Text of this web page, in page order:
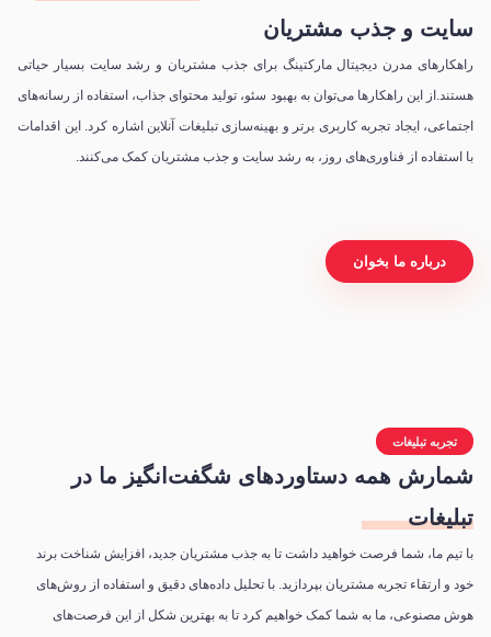
سایت و جذب مشتریان
راهکارهای مدرن دیجیتال مارکتینگ برای جذب مشتریان و رشد سایت بسیار حیاتی
هستند.از این راهکارها می‌توان به بهبود سئو، تولید محتوای جذاب، استفاده از رسانه‌های
اجتماعی، ایجاد تجربه کاربری برتر و بهینه‌سازی تبلیغات آنلاین اشاره کرد. این اقدامات
با استفاده از فناوری‌های روز، به رشد سایت و جذب مشتریان کمک می‌کنند.
درباره ما بخوان
تجربه تبلیغات
شمارش همه دستاوردهای شگفت‌انگیز ما در
تبلیغات
با تیم ما، شما فرصت خواهید داشت تا به جذب مشتریان جدید، افزایش شناخت برند
خود و ارتقاء تجربه مشتریان بپردازید. با تحلیل داده‌های دقیق و استفاده از روش‌های
هوش مصنوعی، ما به شما کمک خواهیم کرد تا به بهترین شکل از این فرصت‌های